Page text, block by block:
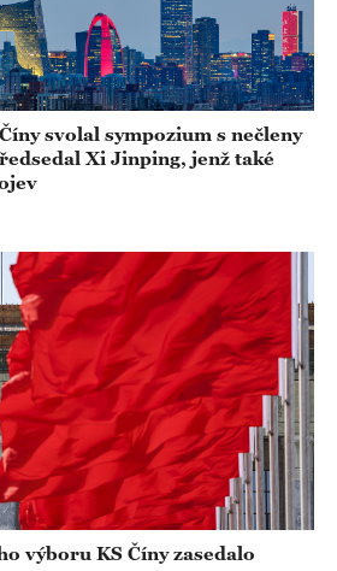
svolal sympozium s nečleny
Xi Jinping, jenž také
výboru KS Číny zasedalo